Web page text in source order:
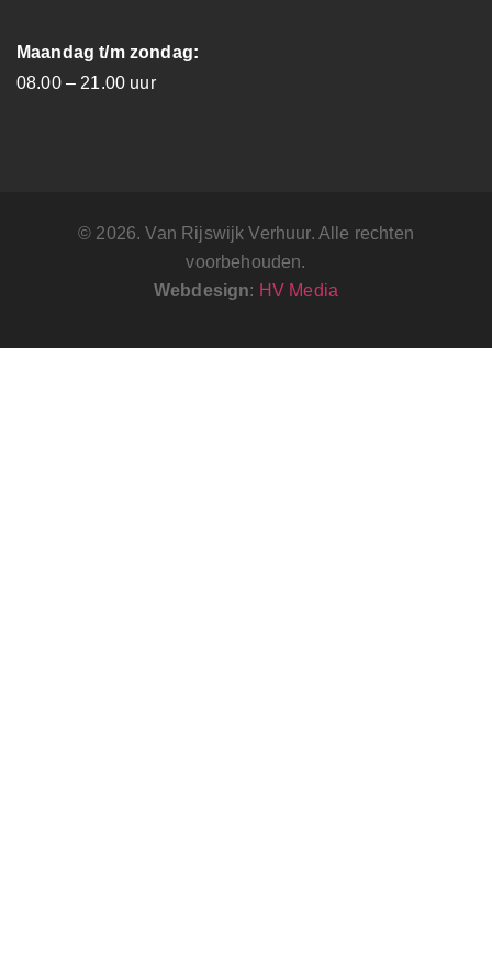
Maandag t/m zondag:
08.00 – 21.00 uur
© 2026. Van Rijswijk Verhuur. Alle rechten
voorbehouden.
Webdesign: HV Media